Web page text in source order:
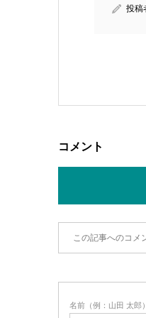
投稿
コメント
この記事へのコメ
名前（例：山田 太郎）